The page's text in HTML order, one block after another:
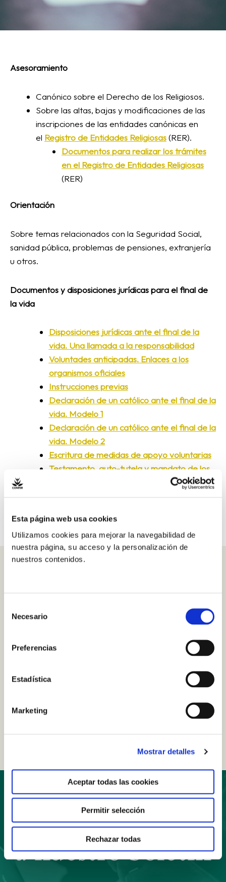
Esta página web usa cookies
Utilizamos cookies para mejorar la navegabilidad de
nuestra página, su acceso y la personalización de
nuestros contenidos.
Necesario
Preferencias
Estadística
Marketing
Mostrar detalles
Aceptar todas las cookies
Permitir selección
Rechazar todas
Asesoramiento
Canónico sobre el Derecho de los Religiosos.
Sobre las altas, bajas y modificaciones de las
inscripciones de las entidades canónicas en
el Registro de Entidades Religiosas(RER).
Documentos para realizar los trámites
en el Registro de Entidades Religiosas
(RER)
Orientación
Sobre temas relacionados con la Seguridad Social,
sanidad pública, problemas de pensiones, extranjería
u otros.
Documentos y disposiciones jurídicas para el final de
la vida
Disposiciones jurídicas ante el final de la
vida. Una llamada a la responsabilidad
Voluntades anticipadas. Enlaces a los
organismos oficiales
Instrucciones previas
Declaración de un católico ante el final de la
vida. Modelo 1
Declaración de un católico ante el final de la
vida. Modelo 2
Escritura de medidas de apoyo voluntarias
Testamento, auto-tutela y mandato de los
rufino.callejo@confer.es
Suscríbete
a nuestro boletín